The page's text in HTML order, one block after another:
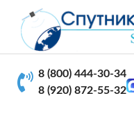
8 (800) 444-30-34
8 (920) 872-55-32